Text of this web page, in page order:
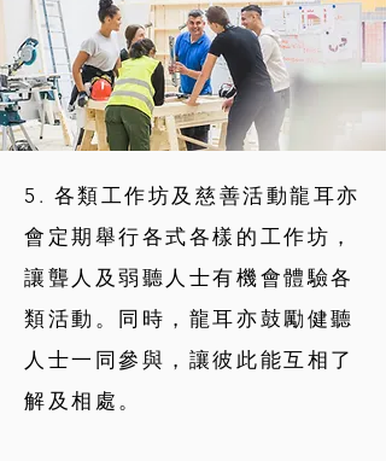
5. 各類工作坊及慈善活動龍耳亦
會定期舉行各式各樣的工作坊，
讓聾人及弱聽人士有機會體驗各
類活動 。同時，龍耳亦鼓勵健聽
人士一同參與，讓彼此能互相了
解及相處。